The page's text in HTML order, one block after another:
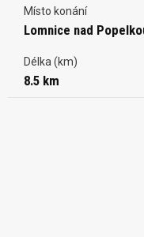
Místo konání
Lomnice nad
Délka (km)
8.5 km